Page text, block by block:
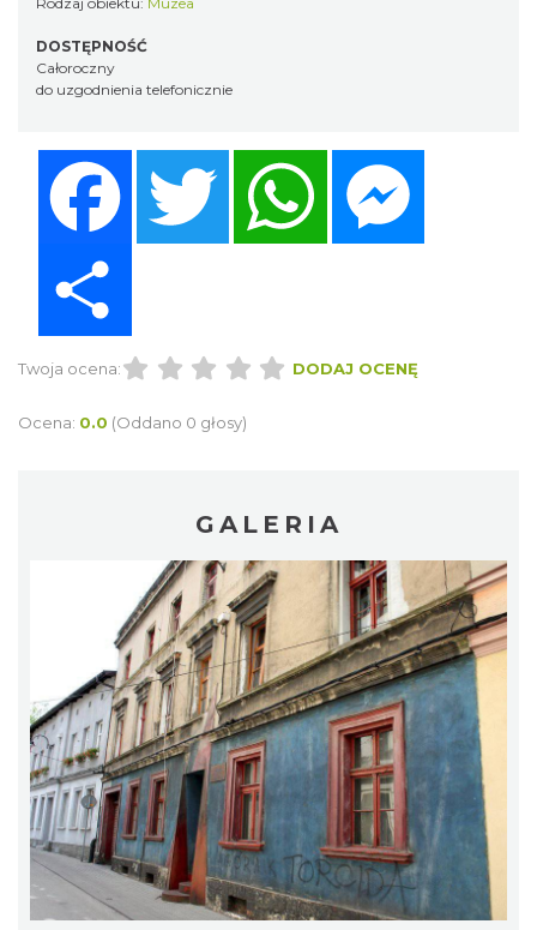
DOSTĘPNOŚĆ
Całoroczny
do uzgodnienia telefonicznie
Twitter WhatsApp
Twoja ocena: DODAJ OCENĘ
Ocena: 0.0 (Oddano 0 głosy)
GALERIA